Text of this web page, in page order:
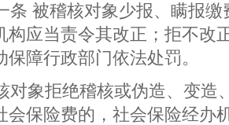
条 被稽核对象少报、瞒报
构应当责令其改正；拒不改
保障行政部门依法处罚。
对象拒绝稽核或伪造、变造
会保险费的，社会保险经办